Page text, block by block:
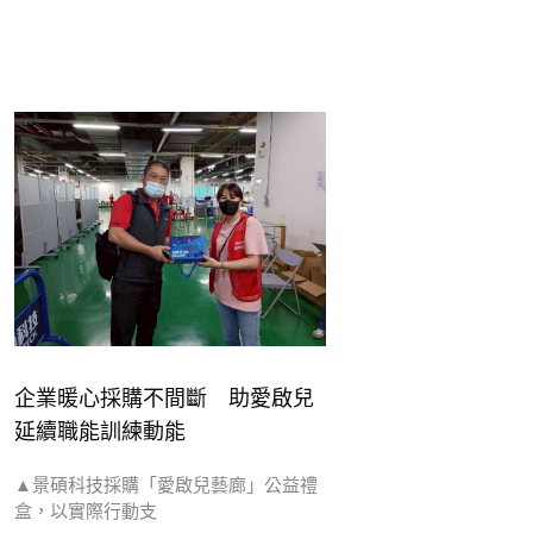
企業暖心採購不間斷 助愛啟兒
延續職能訓練動能
▲景碩科技採購「愛啟兒藝廊」公益禮
盒，以實際行動支